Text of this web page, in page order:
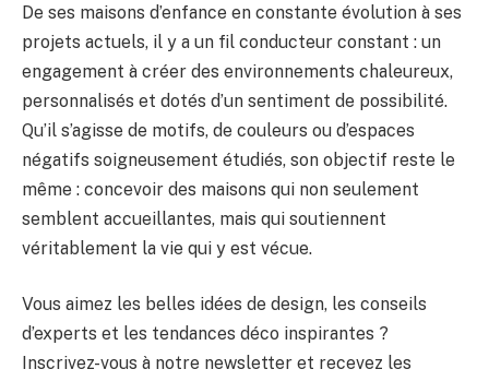
De ses maisons d’enfance en constante évolution à ses
projets actuels, il y a un fil conducteur constant : un
engagement à créer des environnements chaleureux,
personnalisés et dotés d’un sentiment de possibilité.
Qu’il s’agisse de motifs, de couleurs ou d’espaces
négatifs soigneusement étudiés, son objectif reste le
même : concevoir des maisons qui non seulement
semblent accueillantes, mais qui soutiennent
véritablement la vie qui y est vécue.
Vous aimez les belles idées de design, les conseils
d’experts et les tendances déco inspirantes ?
Inscrivez-vous à notre newsletter et recevez les